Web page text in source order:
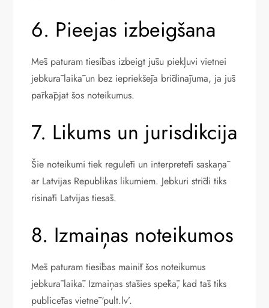
6. Pieejas izbeigšana
Mēs paturam tiesības izbeigt jūsu piekļuvi vietnei
jebkurā laikā un bez iepriekšēja brīdinājuma, ja jūs
pārkāpjat šos noteikumus.
7. Likums un jurisdikcija
Šie noteikumi tiek regulēti un interpretēti saskaņā
ar Latvijas Republikas likumiem. Jebkuri strīdi tiks
risināti Latvijas tiesās.
8. Izmaiņas noteikumos
Mēs paturam tiesības mainīt šos noteikumus
jebkurā laikā. Izmaiņas stāsies spēkā, kad tās tiks
publicētas vietnē ‘pult.lv’.